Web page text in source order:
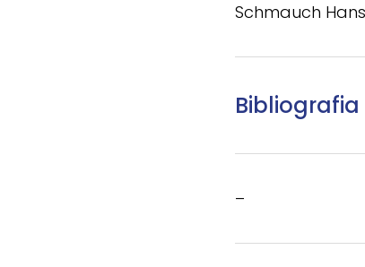
Schmauch
Bibliografia
–